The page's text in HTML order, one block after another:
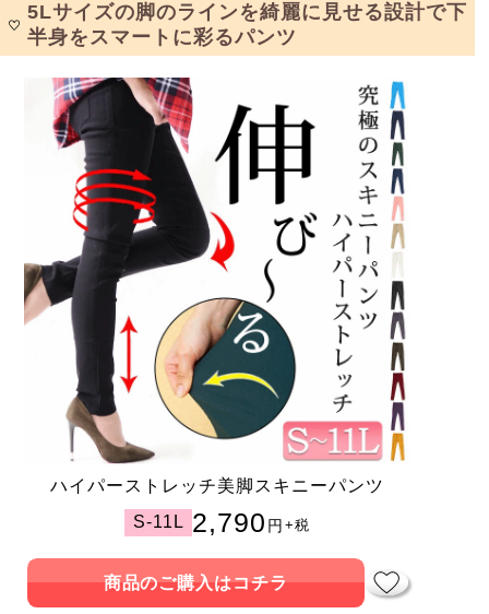
5Lサイズの脚のラインを綺麗に見せる設計で下
半身をスマートに彩るパンツ
ハイパーストレッチ美脚スキニーパンツ
S-11L 2,790 円 +税
商品のご購入はコチラ